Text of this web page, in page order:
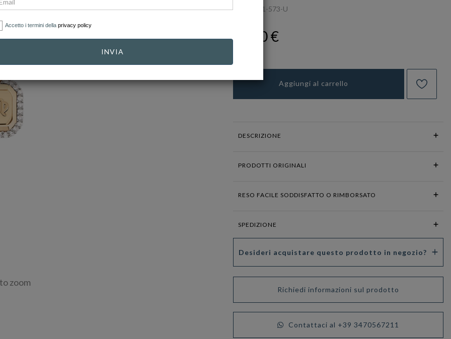
zoom
CO01-573-U
89,00 €
Aggiungi al carrello
DESCRIZIONE
PRODOTTI ORIGINALI
RESO FACILE SODDISFATTO O RIMBORSATO
SPEDIZIONE
Desideri acquistare questo prodotto in negozio?
Richiedi informazioni sul prodotto
Contattaci al +39 3470567211
Accetto i termini della privacy policy
INVIA